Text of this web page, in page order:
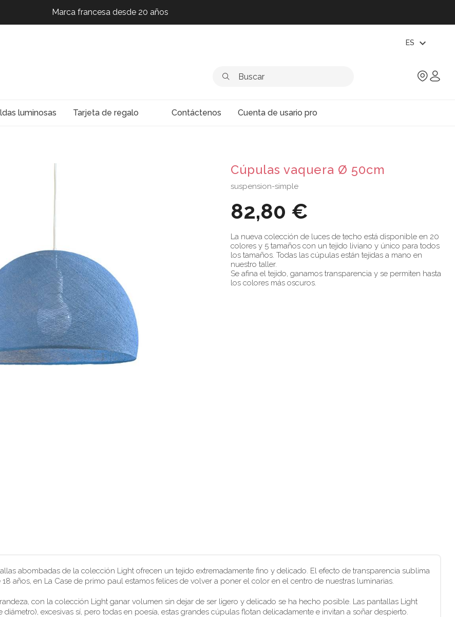
Marca francesa desde 20 años
Marca francesa desde 20 años
ES expand_more
luminosas Tarjeta de regalo Contáctenos Cuenta de usario pro
Cúpulas vaquera Ø 50cm
suspension-simple
82,80 €
La nueva colección de luces de techo está disponible en 20
colores y 5 tamaños con un tejido liviano y único para todos
los tamaños. Todas las cúpulas están tejidas a mano en
nuestro taller.
Se afina el tejido, ganamos transparencia y se permiten hasta
los colores más oscuros.
abombadas de la colección Light ofrecen un tejido extremadamente fino y delicado. El efecto de transparencia sublima
años, en La Case de primo paul estamos felices de volver a poner el color en el centro de nuestras luminarias.
con la colección Light ganar volumen sin dejar de ser ligero y delicado se ha hecho posible. Las pantallas Light
excesivas sí, pero todas en poesía, estas grandes cúpulas flotan delicadamente e invitan a soñar despierto.